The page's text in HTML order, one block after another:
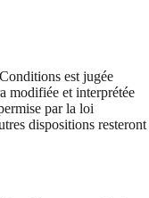
est jugée
modifiée et interprétée
par la loi
dispositions resteront